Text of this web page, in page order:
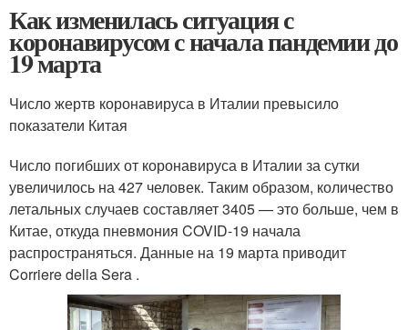
Как изменилась ситуация с
коронавирусом с начала пандемии до
19 марта
Число жертв коронавируса в Италии превысило
показатели Китая
Число погибших от коронавируса в Италии за сутки
увеличилось на 427 человек. Таким образом, количество
летальных случаев составляет 3405 — это больше, чем в
Китае, откуда пневмония COVID-19 начала
распространяться. Данные на 19 марта приводит
Corriere della Sera .